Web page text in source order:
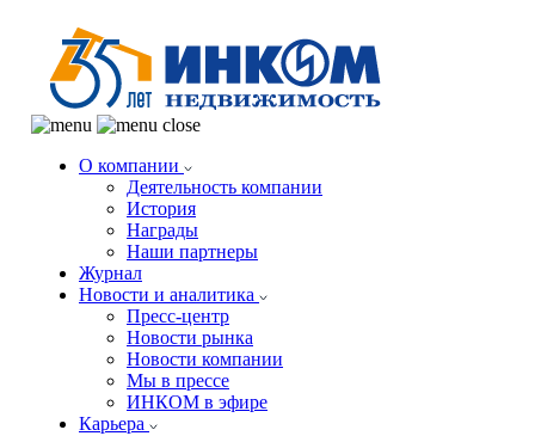
О компании
Деятельность компании
История
Награды
Наши партнеры
Журнал
Новости и аналитика
Пресс-центр
Новости рынка
Новости компании
Мы в прессе
ИНКОМ в эфире
Карьера